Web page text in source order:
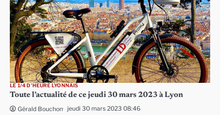
LE 1/4 D'HEURE LYONNAIS
Toute l’actualité de ce jeudi 30 mars 2023 à Lyon
Gérald Bouchon jeudi 30 mars 2023 08:46